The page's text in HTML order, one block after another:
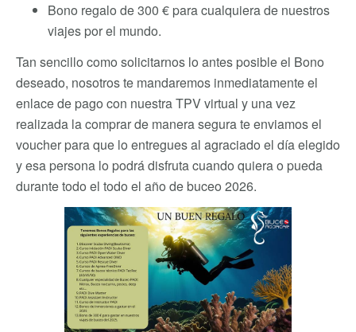
Bono regalo de 300 € para cualquiera de nuestros
viajes por el mundo.
Tan sencillo como solicitarnos lo antes posible el Bono
deseado, nosotros te mandaremos inmediatamente el
enlace de pago con nuestra TPV virtual y una vez
realizada la comprar de manera segura te enviamos el
voucher para que lo entregues al agraciado el día elegido
y esa persona lo podrá disfruta cuando quiera o pueda
durante todo el todo el año de buceo 2026.